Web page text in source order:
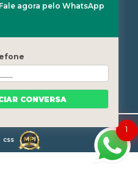
SOMOS
9610 de 19/02/1998)
CSS
1
agora pelo WhatsApp
CONVERSA